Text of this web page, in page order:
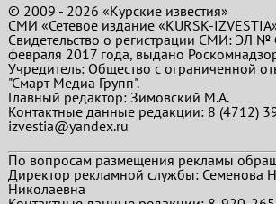
© 2009 - 2026 «Курские известия»
СМИ «Сетевое издание «KURSK-
Свидетельство о регистрации СМИ: ЭЛ
февраля 2017 года, выдано
Учредитель: Общество с ограниченной
"Смарт Медиа Групп".
Главный редактор:Зимовский М.А.
Контактные данные редакции: 8 (4712)
izvestia@yandex.ru
По вопросам размещения рекламы
Директор рекламной службы: Семенова
Николаевна